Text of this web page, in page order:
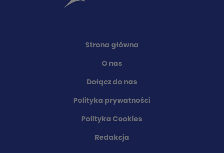
Strona główna
O nas
Dołącz do nas
Polityka prywatności
Polityka Cookies
Redakcja